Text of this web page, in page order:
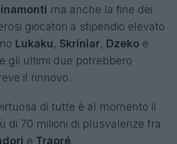
ma anche la fine dei
giocatori a stipendio elevato
Lukaku, Skriniar, Dzeko e
gli ultimi due potrebbero
il rinnovo.
di tutte è al momento il
di 70 milioni di plusvalenze fra
e Traoré.